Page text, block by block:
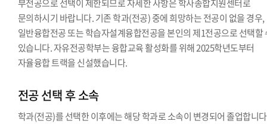
부전공으로 선택이 제한되므로 자세한 사항은 학사종합지원센터로
문의하시기 바랍니다. 기존 학과(전공) 중에 희망하는 전공이 없을 경우,
일반융합전공 또는 학습자설계융합전공을 본인의 제1전공으로 선택할
있습니다. 자유전공학부는 융합교육 활성화를 위해 2025학년도부터
자율융합 트랙을 신설했습니다.
전공 선택 후 소속
학과(전공)를 선택한 이후에는 해당 학과로 소속이 변경되어 졸업합니